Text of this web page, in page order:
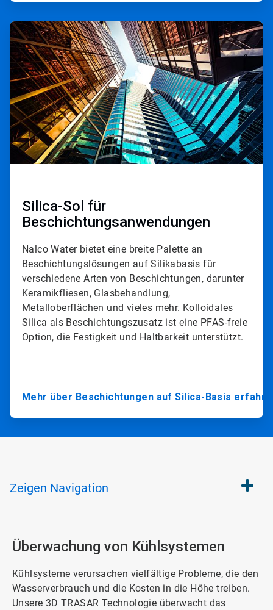
A
r
l
e
T
l
e
v
Silica-Sol für
Beschichtungsanwendungen
Nalco Water bietet eine breite Palette an
Beschichtungslösungen auf Silikabasis für
verschiedene Arten von Beschichtungen, darunter
Keramikfliesen, Glasbehandlung,
Metalloberflächen und vieles mehr.​​​​​​​ Kolloidales
Silica als Beschichtungszusatz ist eine PFAS-freie
Option, die Festigkeit und Haltbarkeit unterstützt.
Mehr über Beschichtungen auf Silica-Basis
Zeigen Navigation
Überwachung von Kühlsystemen
Kühlsysteme verursachen vielfältige Probleme, die den
Wasserverbrauch und die Kosten in die Höhe treiben.
Unsere 3D TRASAR Technologie überwacht das